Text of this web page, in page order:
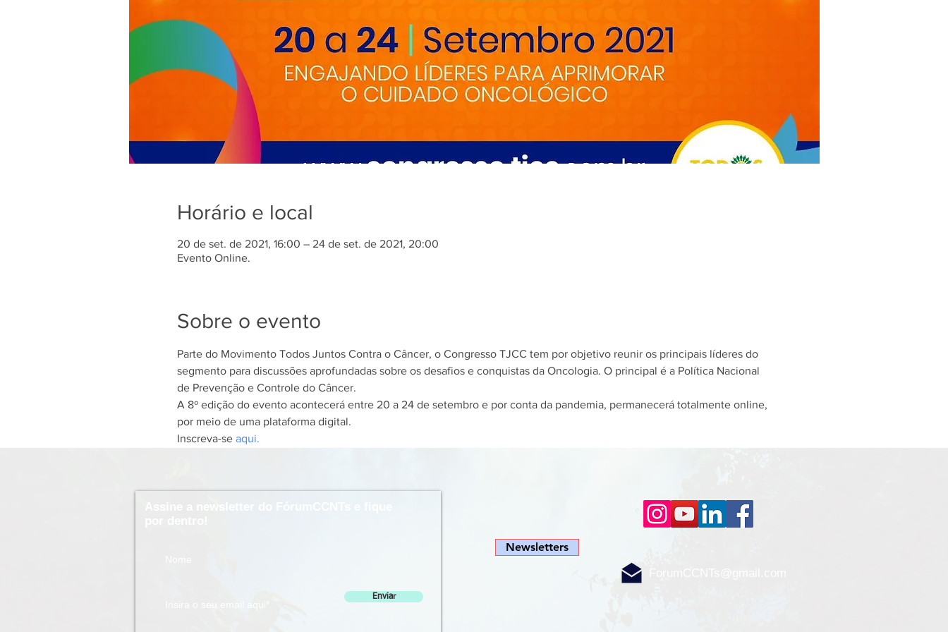
Horário e local
20 de set. de 2021, 16:00 – 24 de set. de 2021, 20:00
Evento Online.
Sobre o evento
Parte do Movimento Todos Juntos Contra o Câncer, o Congresso TJCC tem por objetivo reunir os principais líderes do
segmento para discussões aprofundadas sobre os desafios e conquistas da Oncologia. O principal é a Política Nacional
de Prevenção e Controle do Câncer.
A 8º edição do evento acontecerá entre 20 a 24 de setembro e por conta da pandemia, permanecerá totalmente online,
por meio de uma plataforma digital.
Inscreva-se aqui.
Enviar
Newsletters